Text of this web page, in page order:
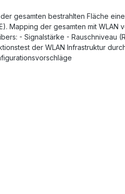
gesamten bestrahlten Fläche
Mapping der gesamten mit
- Signalstärke -
der WLAN Infrastruktur